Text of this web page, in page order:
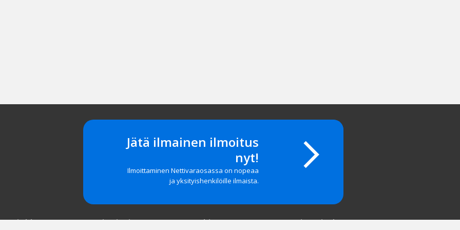
Jätä ilmainen ilmoitus
nyt!
Ilmoittaminen Nettivaraosassa on nopeaa
ja yksityishenkilöille ilmaista.
asiakkaat Navigointi Tuki Yritystiedot